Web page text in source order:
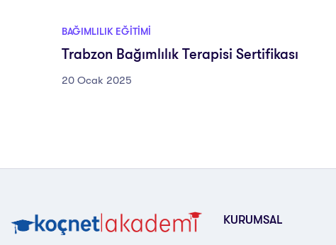
BAĞIMLILIK EĞITIMI
Trabzon Bağımlılık Terapisi Sertifikası
20 Ocak 2025
KURUMSAL